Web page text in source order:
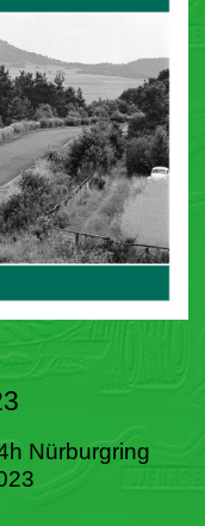
Nürburgring